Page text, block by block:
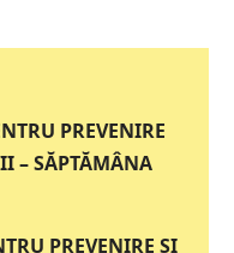
PREVENIRE
– SĂPTĂMÂNA
PREVENIRE ȘI